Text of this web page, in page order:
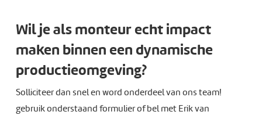
Wil je als monteur echt impact
maken binnen een dynamische
productieomgeving?
Solliciteer dan snel en word onderdeel van ons team!
gebruik onderstaand formulier of bel met Erik van